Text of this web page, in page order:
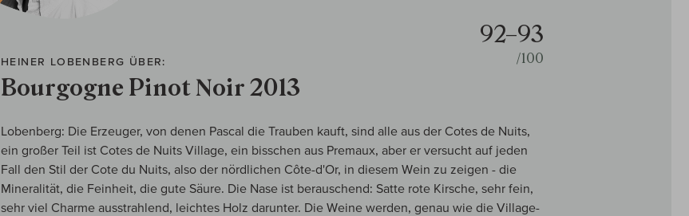
HEINER LOBENBERG ÜBER:
Bourgogne Pinot Noir 2013
92–93
/100
Lobenberg: Die Erzeuger, von denen Pascal die Trauben kauft, sind alle aus der Cotes de Nuits,
ein großer Teil ist Cotes de Nuits Village, ein bisschen aus Premaux, aber er versucht auf jeden
Fall den Stil der Cote du Nuits, also der nördlichen Côte-d'Or, in diesem Wein zu zeigen - die
Mineralität, die Feinheit, die gute Säure. Die Nase ist berauschend: Satte rote Kirsche, sehr fein,
sehr viel Charme ausstrahlend, leichtes Holz darunter. Die Weine werden, genau wie die Village-